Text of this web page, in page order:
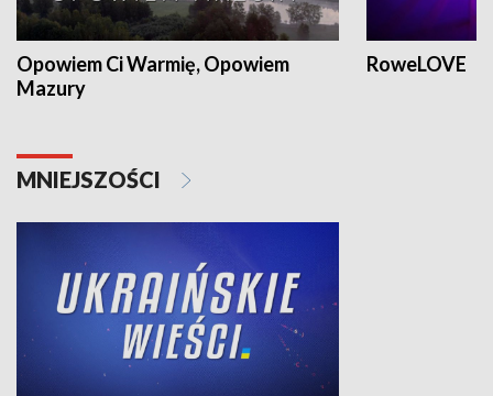
Opowiem Ci Warmię, Opowiem
Mazury
RoweLOVE
MNIEJSZOŚCI